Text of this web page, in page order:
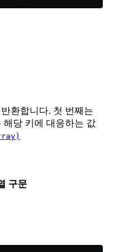
환합니다. 첫 번째는
해당 키에 대응하는 값
구문